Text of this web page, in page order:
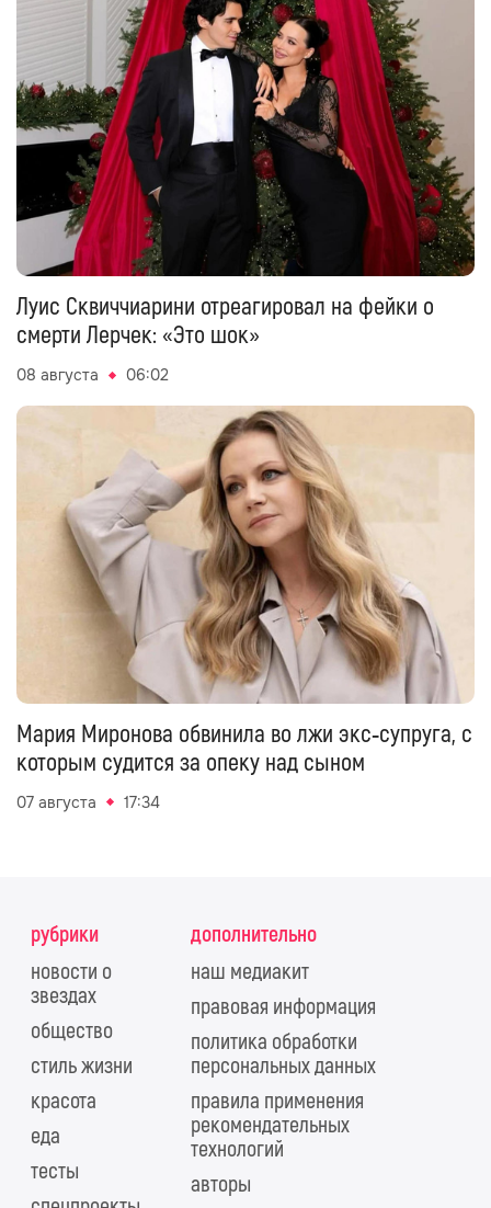
Луис Сквиччиарини отреагировал на фейки о
смерти Лерчек: «Это шок»
08 августа 06:02
Мария Миронова обвинила во лжи экс‑супруга, с
которым судится за опеку над сыном
07 августа 17:34
рубрики
новости о
звездах
общество
стиль жизни
красота
еда
тесты
дополнительно
наш медиакит
правовая информация
политика обработки
персональных данных
правила применения
рекомендательных
технологий
авторы